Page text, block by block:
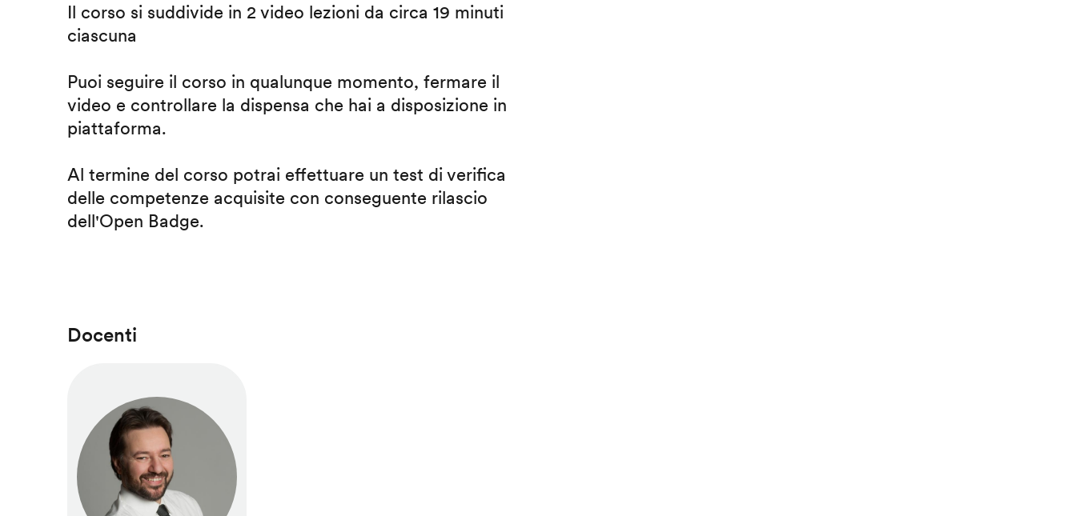
Il corso si suddivide in 2 video lezioni da circa 19 minuti
ciascuna
Puoi seguire il corso in qualunque momento, fermare il
video e controllare la dispensa che hai a disposizione in
piattaforma.
Al termine del corso potrai effettuare un test di verifica
delle competenze acquisite con conseguente rilascio
dell'Open Badge.
Docenti